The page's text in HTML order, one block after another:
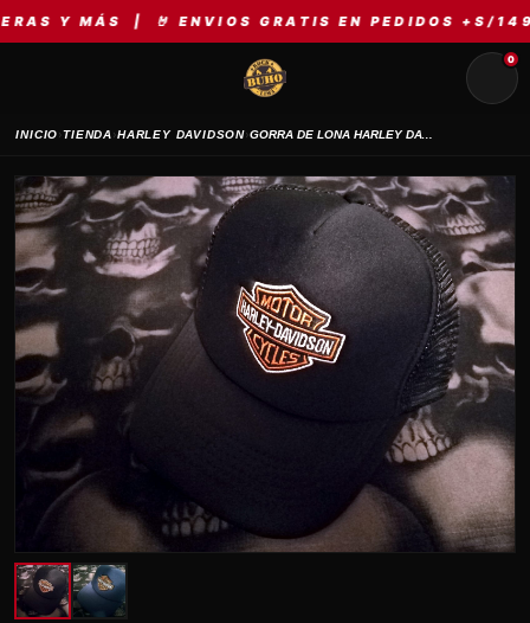
| 🤘 ENVIOS GRATIS EN PEDIDOS +S/149 | ⚡
0
INICIO›TIENDA›HARLEY DAVIDSON› GORRA DE LONA HARLEY DAVIDSON BLACK